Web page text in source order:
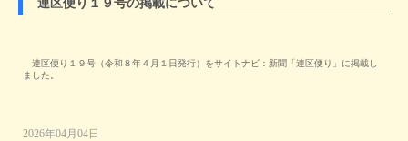
連区便り１９号の掲載について
連区便り１９号（令和８年４月１日発行）をサイトナビ：新聞「連区便り」に掲載し
ました。
2026年04月04日